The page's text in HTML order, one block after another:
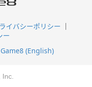
イバシーポリシー
ー
Game8 (English)
Inc.